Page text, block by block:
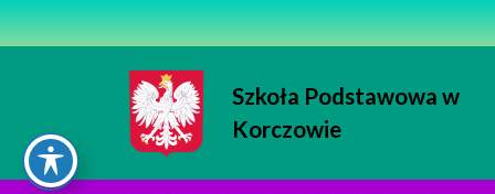
Skip
to
Szkoła Podstawowa w
Korczowie